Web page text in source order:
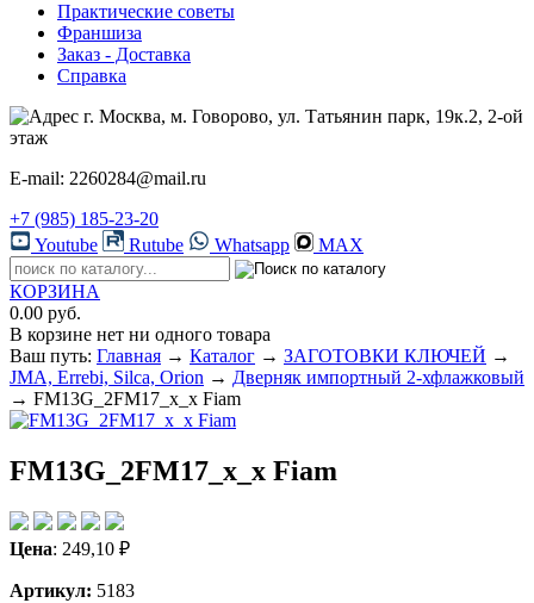
Практические советы
Франшиза
Заказ - Доставка
Справка
г. Москва, м. Говорово, ул. Татьянин парк, 19к.2, 2-ой
этаж
E-mail: 2260284@mail.ru
+7 (985) 185-23-20
Youtube
Rutube Whatsapp MAX
КОРЗИНА
0.00 руб.
В корзине нет ни одного товара
Ваш путь: Главная → Каталог → ЗАГОТОВКИ КЛЮЧЕЙ →
JMA, Errebi, Silca, Orion → Дверняк импортный 2-хфлажковый
→ FM13G_2FM17_x_x Fiam
FM13G_2FM17_x_x Fiam
Цена: 249,10 ₽
Артикул: 5183